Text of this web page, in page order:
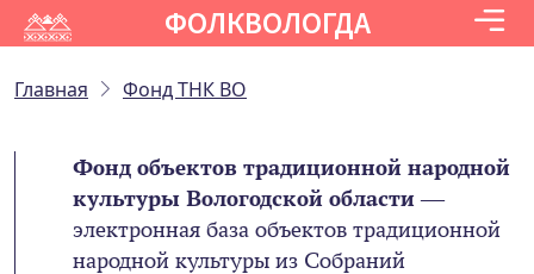
ФОЛКВОЛОГДА
Главная Фонд ТНК ВО
Фонд объектов традиционной народной
культуры Вологодской области—
электронная база объектов традиционной
народной культуры из Собраний